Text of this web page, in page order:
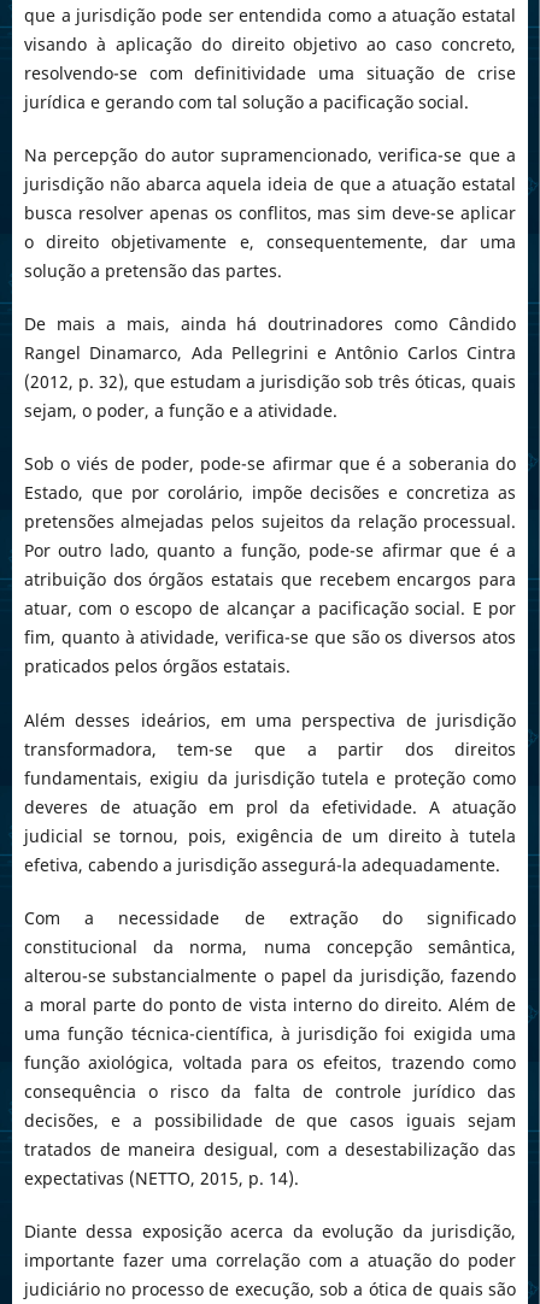
que a jurisdição pode ser entendida como a atuação estatal
visando à aplicação do direito objetivo ao caso concreto,
resolvendo-se com definitividade uma situação de crise
jurídica e gerando com tal solução a pacificação social.
Na percepção do autor supramencionado, verifica-se que a
jurisdição não abarca aquela ideia de que a atuação estatal
busca resolver apenas os conflitos, mas sim deve-se aplicar
o direito objetivamente e, consequentemente, dar uma
solução a pretensão das partes.
De mais a mais, ainda há doutrinadores como Cândido
Rangel Dinamarco, Ada Pellegrini e Antônio Carlos Cintra
(2012, p. 32), que estudam a jurisdição sob três óticas, quais
sejam, o poder, a função e a atividade.
Sob o viés de poder, pode-se afirmar que é a soberania do
Estado, que por corolário, impõe decisões e concretiza as
pretensões almejadas pelos sujeitos da relação processual.
Por outro lado, quanto a função, pode-se afirmar que é a
atribuição dos órgãos estatais que recebem encargos para
atuar, com o escopo de alcançar a pacificação social. E por
fim, quanto à atividade, verifica-se que são os diversos atos
praticados pelos órgãos estatais.
Além desses ideários, em uma perspectiva de jurisdição
transformadora, tem-se que a partir dos direitos
fundamentais, exigiu da jurisdição tutela e proteção como
deveres de atuação em prol da efetividade. A atuação
judicial se tornou, pois, exigência de um direito à tutela
efetiva, cabendo a jurisdição assegurá-la adequadamente.
Com a necessidade de extração do significado
constitucional da norma, numa concepção semântica,
alterou-se substancialmente o papel da jurisdição, fazendo
a moral parte do ponto de vista interno do direito. Além de
uma função técnica-científica, à jurisdição foi exigida uma
função axiológica, voltada para os efeitos, trazendo como
consequência o risco da falta de controle jurídico das
decisões, e a possibilidade de que casos iguais sejam
tratados de maneira desigual, com a desestabilização das
expectativas (NETTO, 2015, p. 14).
Diante dessa exposição acerca da evolução da jurisdição,
importante fazer uma correlação com a atuação do poder
judiciário no processo de execução, sob a ótica de quais são